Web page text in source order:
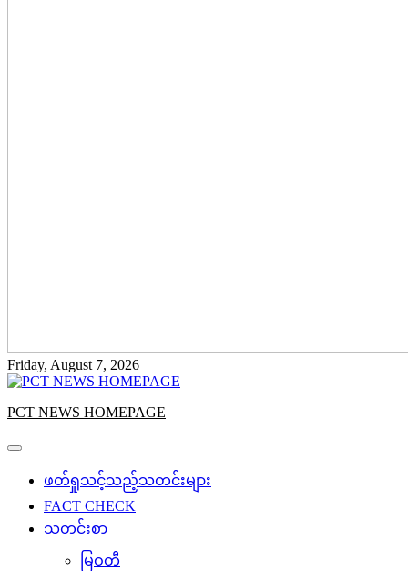
Friday, August 7, 2026
PCT NEWS HOMEPAGE
ဖတ်ရှုသင့်သည့်သတင်းများ
FACT CHECK
သတင်းစာ
မြဝတီ